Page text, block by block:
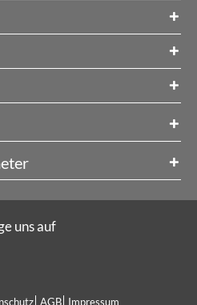
AGB Impressum
uns auf